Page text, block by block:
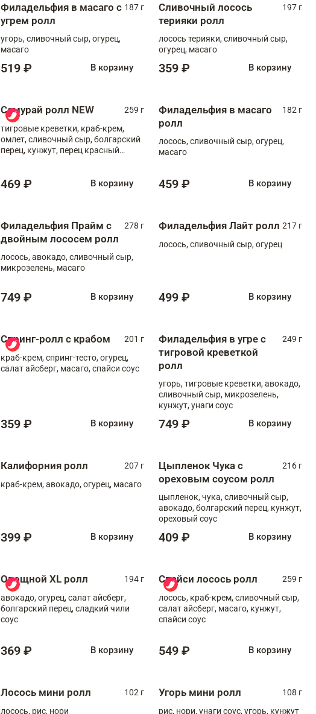
Филадельфия в масаго с
угрем ролл
187 г
угорь, сливочный сыр, огурец,
масаго
519 ₽ В корзину
Сливочный лосось
терияки ролл
197 г
лосось терияки, сливочный сыр,
огурец, масаго
359 ₽ В корзину
Самурай ролл NEW
259 г
тигровые креветки, краб-крем,
омлет, сливочный сыр, болгарский
перец, кунжут, перец красный
469 ₽ В корзину
Филадельфия в масаго
ролл
182 г
лосось, сливочный сыр, огурец,
масаго
459 ₽ В корзину
Филадельфия Прайм с
двойным лососем ролл
278 г
лосось, авокадо, сливочный сыр,
микрозелень, масаго
749 ₽ В корзину
Филадельфия Лайт ролл 217 г
лосось, сливочный сыр, огурец
499 ₽ В корзину
Спринг-ролл с крабом
201 г
краб-крем, спринг-тесто, огурец,
салат айсберг, масаго, спайси соус
359 ₽ В корзину
Филадельфия в угре с
тигровой креветкой
ролл
249 г
угорь, тигровые креветки, авокадо,
сливочный сыр, микрозелень,
кунжут, унаги соус
749 ₽ В корзину
Калифорния ролл
207 г
краб-крем, авокадо, огурец, масаго
399 ₽ В корзину
Цыпленок Чука с
ореховым соусом ролл
216 г
цыпленок, чука, сливочный сыр,
авокадо, болгарский перец, кунжут,
ореховый соус
409 ₽ В корзину
Овощной XL ролл
194 г
авокадо, огурец, салат айсберг,
болгарский перец, сладкий чили
соус
369 ₽ В корзину
Спайси лосось ролл
259 г
лосось, краб-крем, сливочный сыр,
салат айсберг, масаго, кунжут,
спайси соус
549 ₽ В корзину
Лосось мини ролл
102 г
лосось, рис, нори
Угорь мини ролл
108 г
рис, нори, унаги соус, угорь, кунжут